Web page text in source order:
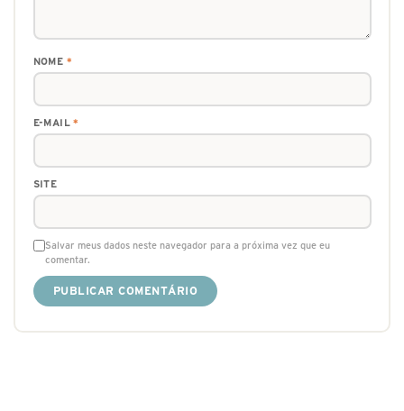
NOME *
E-MAIL*
SITE
Salvar meus dados neste navegador para a próxima vez que eu
comentar.